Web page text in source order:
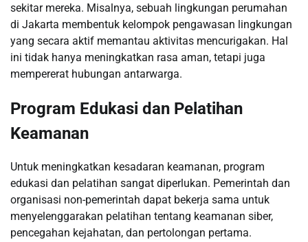
sekitar mereka. Misalnya, sebuah lingkungan perumahan
di Jakarta membentuk kelompok pengawasan lingkungan
yang secara aktif memantau aktivitas mencurigakan. Hal
ini tidak hanya meningkatkan rasa aman, tetapi juga
mempererat hubungan antarwarga.
Program Edukasi dan Pelatihan
Keamanan
Untuk meningkatkan kesadaran keamanan, program
edukasi dan pelatihan sangat diperlukan. Pemerintah dan
organisasi non-pemerintah dapat bekerja sama untuk
menyelenggarakan pelatihan tentang keamanan siber,
pencegahan kejahatan, dan pertolongan pertama.